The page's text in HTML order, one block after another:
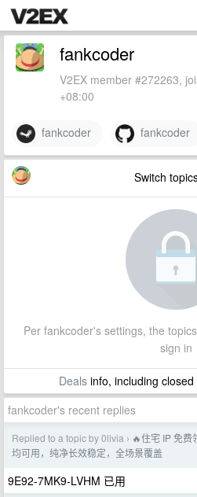
fankcoder
V2EX member #272263,
+08:00
fankcoder fankcoder
Switch
Per fankcoder's settings, the
sign in
Dealsinfo, including closed
fankcoder's recent replies
Replied to a topic by 0livia › 🔥住宅 IP 免
均可用，纯净长效稳定，全场景覆盖
9E92-7MK9-LVHM 已用